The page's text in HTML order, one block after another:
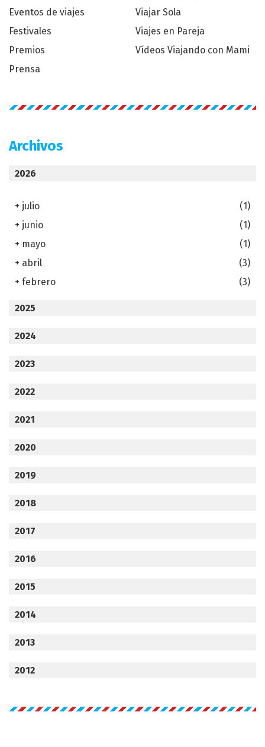
Eventos de viajes
Festivales
Premios
Prensa
Viajar Sola
Viajes en Pareja
Vídeos Viajando con Mami
Archivos
2026
+ julio
(1)
+ junio
(1)
+ mayo
(1)
+ abril
(3)
+ febrero (3)
2025
2024
2023
2022
2021
2020
2019
2018
2017
2016
2015
2014
2013
2012